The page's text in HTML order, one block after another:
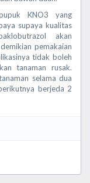
KNO3 yang
supaya kualitas
akan
pemakaian
tidak boleh
tanaman rusak.
selama dua
berjeda 2